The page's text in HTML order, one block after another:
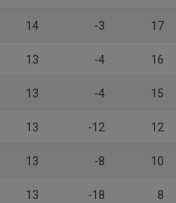
14 -3 17
13 -4 16
13 -4 15
13 -12 12
13 -8 10
13 -18 8